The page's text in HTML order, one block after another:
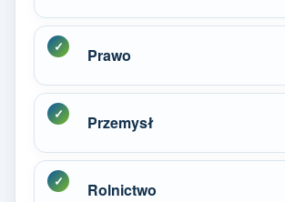
Prawo
Przemysł
Rolnictwo